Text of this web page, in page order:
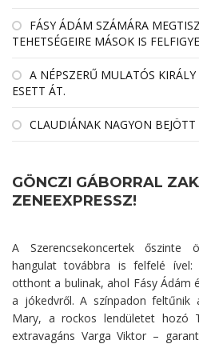
FÁSY ÁDÁM SZÁMÁRA
TEHETSÉGEIRE MÁSOK IS
A NÉPSZERŰ MULATÓS
ESETT ÁT.
CLAUDIÁNAK NAGYON
GÖNCZI GÁBORRAL
ZENEEXPRESSZ!
A Szerencsekoncertek őszinte
hangulat továbbra is felfelé ível:
otthont a bulinak, ahol Fásy Ádám
a jókedvről. A színpadon feltűnik
Mary, a rockos lendületet hozó
extravagáns Varga Viktor –